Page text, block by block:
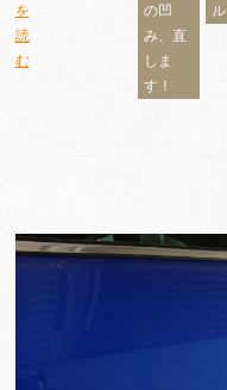
を
読
む
の凹
み、直
しま
す！
ル